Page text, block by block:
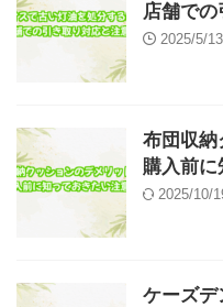
店舗での
2025/5/13
布団収納
購入前に
2025/10/
ケーズデ